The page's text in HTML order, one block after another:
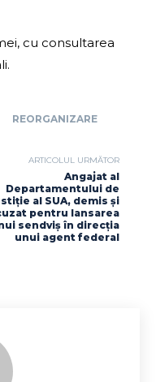
cu consultarea
REORGANIZARE
ARTICOLUL URMĂTOR
Angajat al
Departamentului de
al SUA, demis și
pentru lansarea
sendviș în direcția
unui agent federal